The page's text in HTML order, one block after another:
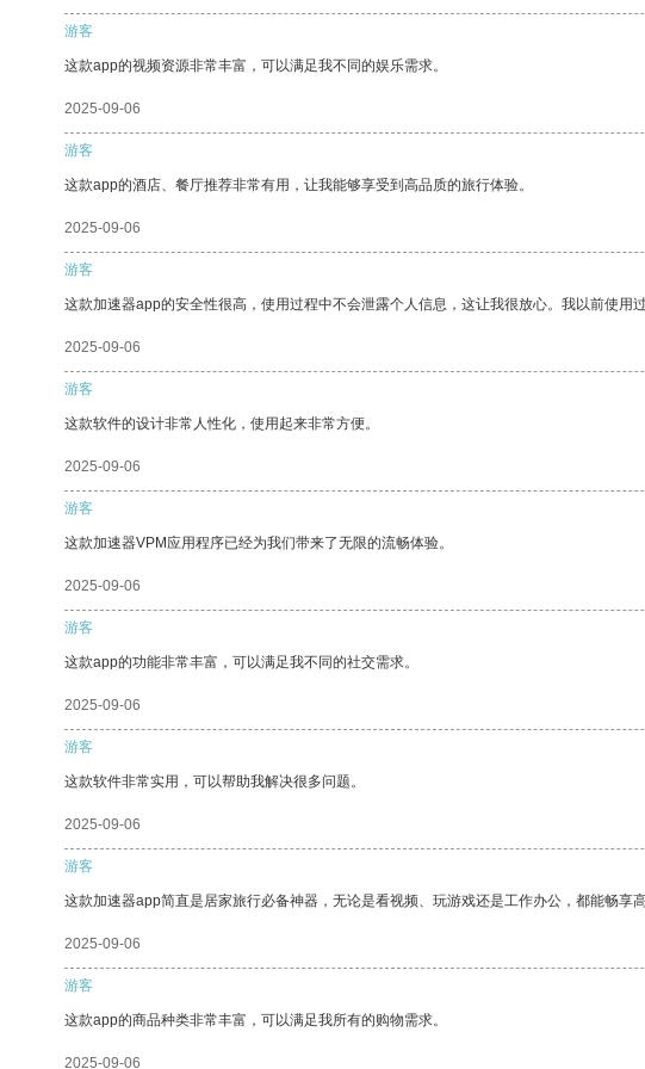
游客
这款app的视频资源非常丰富，可以满足我不同的娱乐需求。
2025-09-06
游客
这款app的酒店、餐厅推荐非常有用，让我能够享受到高品质的旅行体验。
2025-09-06
游客
这款加速器app的安全性很高，使用过程中不会泄露个人信息，这让我很放心。我以前使用
2025-09-06
游客
这款软件的设计非常人性化，使用起来非常方便。
2025-09-06
游客
这款加速器VPM应用程序已经为我们带来了无限的流畅体验。
2025-09-06
游客
这款app的功能非常丰富，可以满足我不同的社交需求。
2025-09-06
游客
这款软件非常实用，可以帮助我解决很多问题。
2025-09-06
游客
这款加速器app简直是居家旅行必备神器，无论是看视频、玩游戏还是工作办公，都能畅享
2025-09-06
游客
这款app的商品种类非常丰富，可以满足我所有的购物需求。
2025-09-06